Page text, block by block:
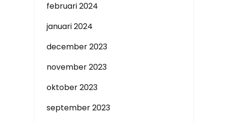
februari 2024
januari 2024
december 2023
november 2023
oktober 2023
september 2023